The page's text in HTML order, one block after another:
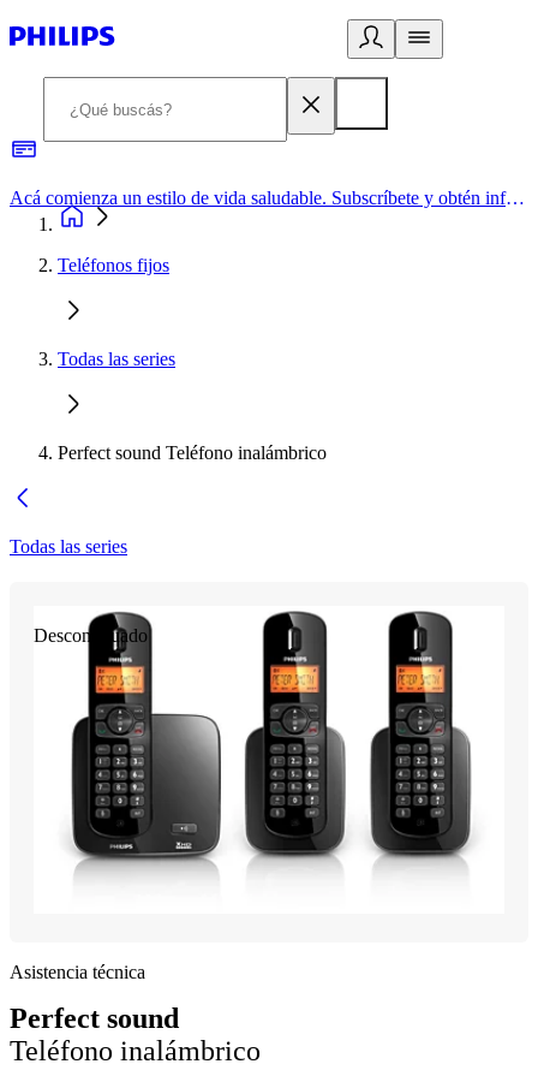
Acá comienza un estilo de vida saludable. Subscríbete y obtén información de primera mano
Teléfonos fijos
Todas las series
Perfect sound Teléfono inalámbrico
Todas las series
Descontinuado
Asistencia técnica
Perfect sound
Teléfono inalámbrico